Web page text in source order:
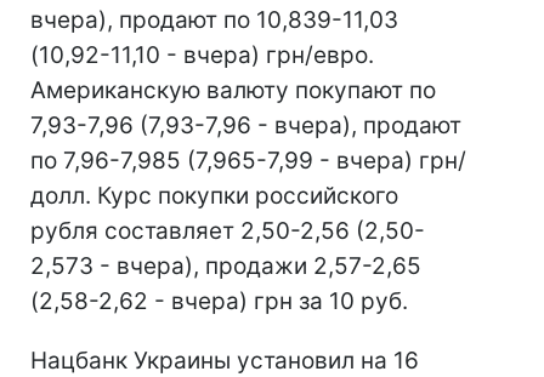
вчера), продают по 10,839-11,03
(10,92-11,10 - вчера) грн/евро.
Американскую валюту покупают по
7,93-7,96 (7,93-7,96 - вчера), продают
по 7,96-7,985 (7,965-7,99 - вчера) грн/
долл. Курс покупки российского
рубля составляет 2,50-2,56 (2,50-
2,573 - вчера), продажи 2,57-2,65
(2,58-2,62 - вчера) грн за 10 руб.
Нацбанк Украины установил на 16